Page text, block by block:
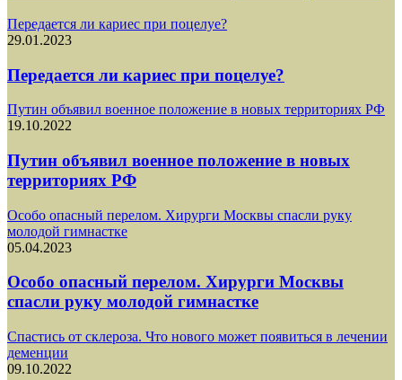
Передается ли кариес при поцелуе?
29.01.2023
Передается ли кариес при поцелуе?
Путин объявил военное положение в новых территориях РФ
19.10.2022
Путин объявил военное положение в новых
территориях РФ
Особо опасный перелом. Хирурги Москвы спасли руку
молодой гимнастке
05.04.2023
Особо опасный перелом. Хирурги Москвы
спасли руку молодой гимнастке
Спастись от склероза. Что нового может появиться в лечении
деменции
09.10.2022